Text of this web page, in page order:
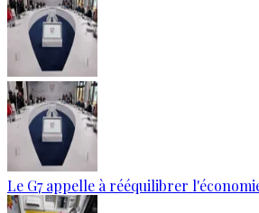
Le G7 appelle à rééquilibrer